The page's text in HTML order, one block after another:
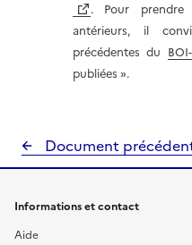
. Pour prendre
antérieurs, il
précédentes du
publiées ».
Document
Informations et contact
Aide